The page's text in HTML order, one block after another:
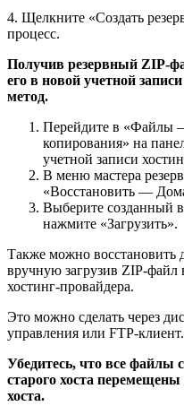
4. Щелкните «Создать
процесс.
Получив резервный ZIP-
его в новой учетной
метод.
Перейдите в «Файлы
копирования» на
учетной записи
В меню мастера
«Восстановить —
Выберите созданный
нажмите «Загрузить».
Также можно восстановить
вручную загрузив ZIP-файл
хостинг-провайдера.
Это можно сделать через
управления или FTP-клиент.
Убедитесь, что все файлы
старого хоста
хоста.